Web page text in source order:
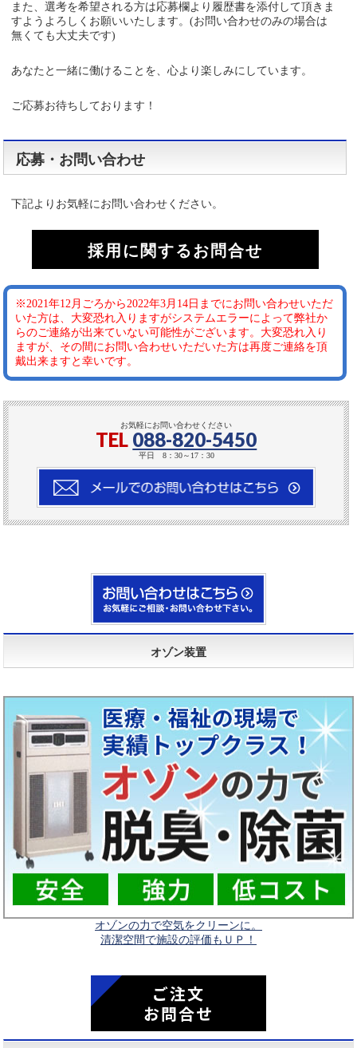
また、選考を希望される方は応募欄より履歴書を添付して頂きま
すようよろしくお願いいたします。(お問い合わせのみの場合は
無くても大丈夫です)
あなたと一緒に働けることを、心より楽しみにしています。
ご応募お待ちしております！
応募・お問い合わせ
下記よりお気軽にお問い合わせください。
採用に関するお問合せ
※2021年12月ごろから2022年3月14日までにお問い合わせいただ
いた方は、大変恐れ入りますがシステムエラーによって弊社か
らのご連絡が出来ていない可能性がございます。大変恐れ入り
ますが、その間にお問い合わせいただいた方は再度ご連絡を頂
戴出来ますと幸いです。
お気軽にお問い合わせください
TEL 088-820-5450
平日 8：30～17：30
オゾン装置
オゾンの力で空気をクリーンに。
清潔空間で施設の評価もＵＰ！
ご注文
お問合せ